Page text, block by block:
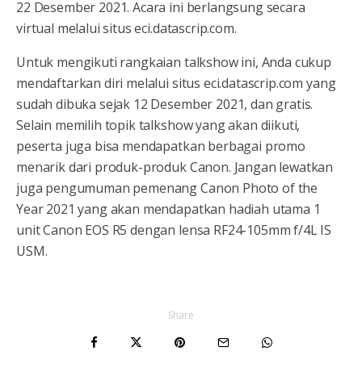
22 Desember 2021. Acara ini berlangsung secara
virtual melalui situs eci.datascrip.com.
Untuk mengikuti rangkaian talkshow ini, Anda cukup
mendaftarkan diri melalui situs eci.datascrip.com yang
sudah dibuka sejak 12 Desember 2021, dan gratis.
Selain memilih topik talkshow yang akan diikuti,
peserta juga bisa mendapatkan berbagai promo
menarik dari produk-produk Canon. Jangan lewatkan
juga pengumuman pemenang Canon Photo of the
Year 2021 yang akan mendapatkan hadiah utama 1
unit Canon EOS R5 dengan lensa RF24-105mm f/4L IS
USM.
Share